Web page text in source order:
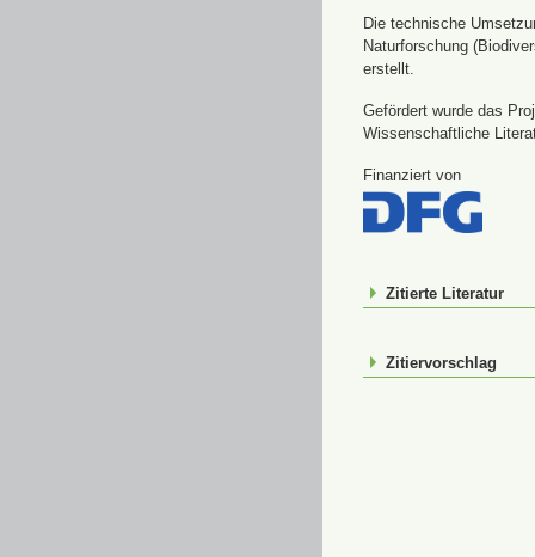
Die technische
Naturforschung
erstellt.
Gefördert wurde das
Wissenschaftliche
Finanziert von
Zitierte Literatur
Zitiervorschlag